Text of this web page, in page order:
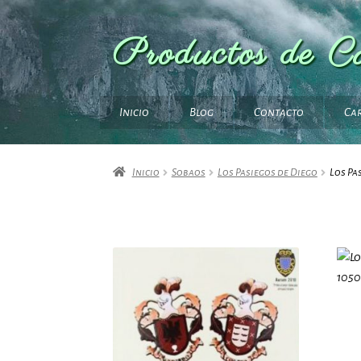
Ir
a
la
navegación
Ir
al
contenido
Productos de
Inicio Blog Contacto
Inicio Sobaos Los Pasiegos de Diego Los